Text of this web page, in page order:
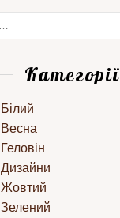
Категорії
Білий
Весна
Геловін
Дизайни
Жовтий
Зелений